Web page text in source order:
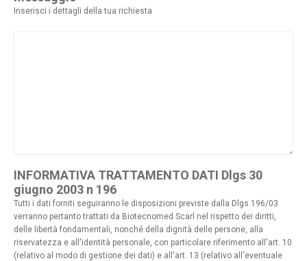
Inserisci i dettagli della tua richiesta
INFORMATIVA TRATTAMENTO DATI Dlgs 30
giugno 2003 n 196
Tutti i dati forniti seguiranno le disposizioni previste dalla Dlgs 196/03
verranno pertanto trattati da Biotecnomed Scarl nel rispetto dei diritti,
delle libertà fondamentali, nonché della dignità delle persone, alla
riservatezza e all'identità personale, con particolare riferimento all'art. 10
(relativo al modo di gestione dei dati) e all'art. 13 (relativo all'eventuale